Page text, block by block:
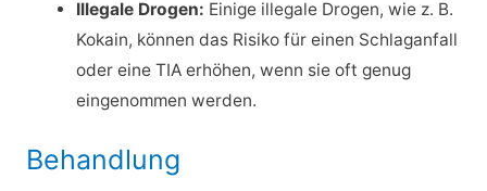
Illegale Drogen: Einige illegale Drogen, wie z. B.
Kokain, können das Risiko für einen Schlaganfall
oder eine TIA erhöhen, wenn sie oft genug
eingenommen werden.
Behandlung